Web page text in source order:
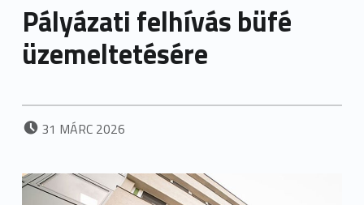
Pályázati felhívás büfé
üzemeltetésére
POSTED ON:
31 MÁRC 2026